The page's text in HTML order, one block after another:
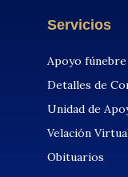
Servicios
Apoyo fúnebre
Detalles de
Unidad de
Velación
Obituarios